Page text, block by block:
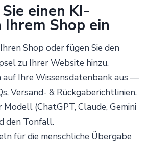
einen KI-
Shop ein
Shop oder fügen Sie den
zu Ihrer Website hinzu.
auf Ihre Wissensdatenbank aus —
Versand- & Rückgaberichtlinien.
Modell (ChatGPT, Claude, Gemini
den Tonfall.
für die menschliche Übergabe
ChatGPT for Websites
Send
Powered by chaterimo